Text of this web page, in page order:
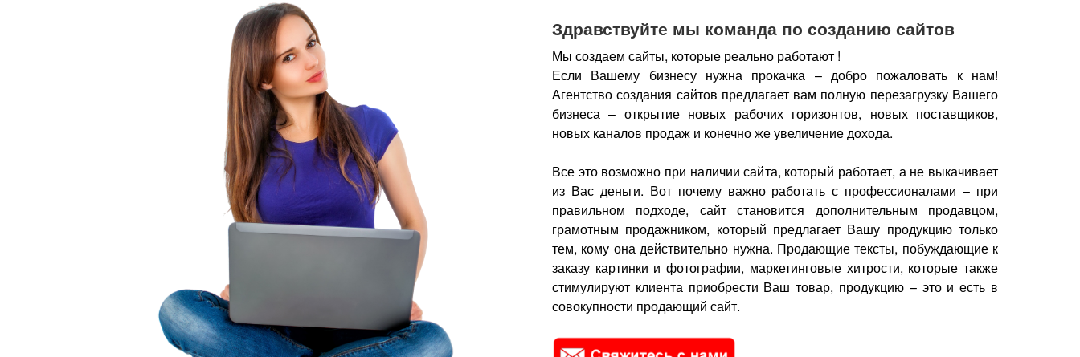
Здравствуйте мы команда по созданию сайтов
Мы создаем сайты, которые реально работают !
Если Вашему бизнесу нужна прокачка – добро пожаловать к нам!
Агентство создания сайтов предлагает вам полную перезагрузку Вашего
бизнеса – открытие новых рабочих горизонтов, новых поставщиков,
новых каналов продаж и конечно же увеличение дохода.
Все это возможно при наличии сайта, который работает, а не выкачивает
из Вас деньги. Вот почему важно работать с профессионалами – при
правильном подходе, сайт становится дополнительным продавцом,
грамотным продажником, который предлагает Вашу продукцию только
тем, кому она действительно нужна. Продающие тексты, побуждающие к
заказу картинки и фотографии, маркетинговые хитрости, которые также
стимулируют клиента приобрести Ваш товар, продукцию – это и есть в
совокупности продающий сайт.